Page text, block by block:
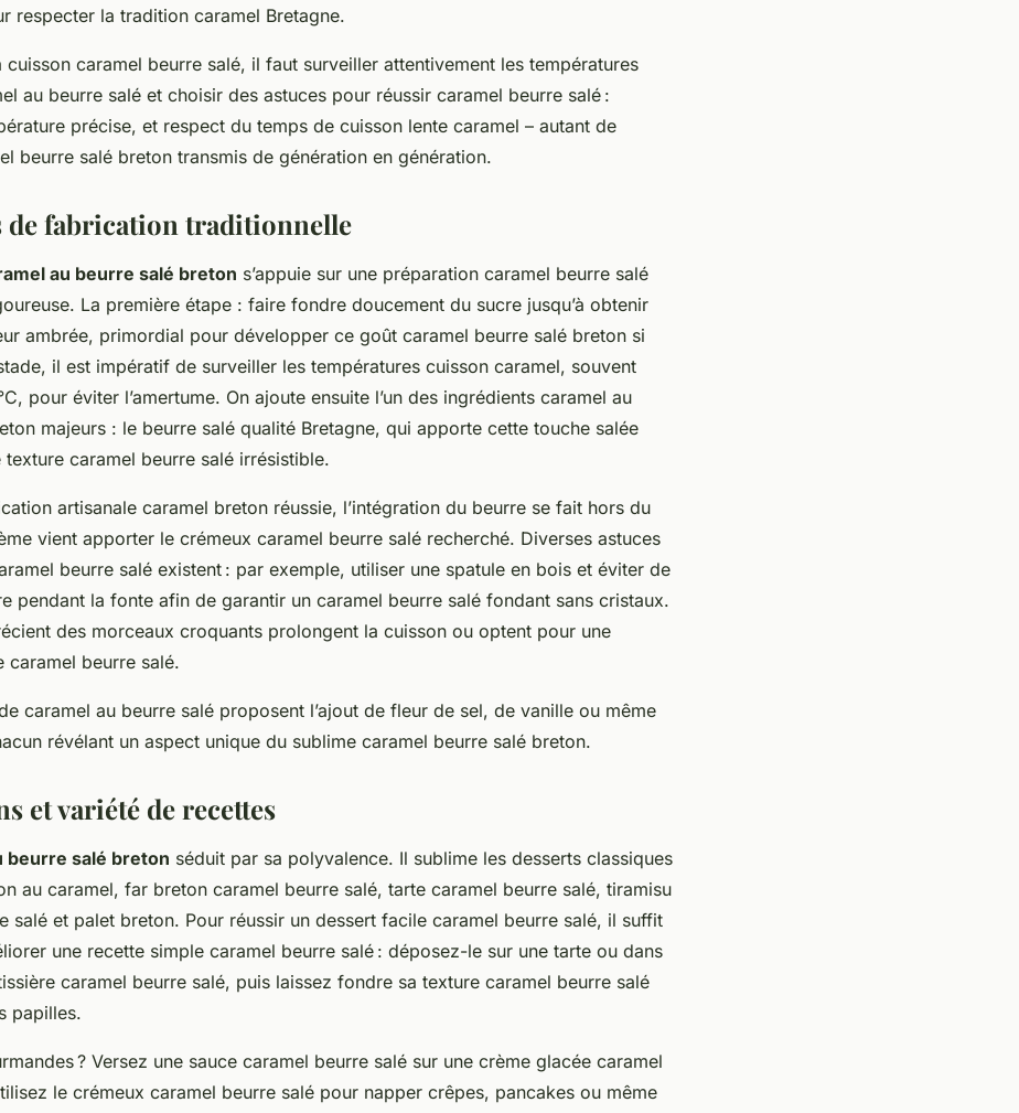
respecter la tradition caramel Bretagne.
cuisson caramel beurre salé, il faut surveiller attentivement les températures
au beurre salé et choisir des astuces pour réussir caramel beurre salé :
précise, et respect du temps de cuisson lente caramel – autant de
beurre salé breton transmis de génération en génération.
de fabrication traditionnelle
au beurre salé breton s’appuie sur une préparation caramel beurre salé
La première étape : faire fondre doucement du sucre jusqu’à obtenir
ambrée, primordial pour développer ce goût caramel beurre salé breton si
il est impératif de surveiller les températures cuisson caramel, souvent
pour éviter l’amertume. On ajoute ensuite l’un des ingrédients caramel au
majeurs : le beurre salé qualité Bretagne, qui apporte cette touche salée
caramel beurre salé irrésistible.
artisanale caramel breton réussie, l’intégration du beurre se fait hors du
vient apporter le crémeux caramel beurre salé recherché. Diverses astuces
beurre salé existent : par exemple, utiliser une spatule en bois et éviter de
pendant la fonte afin de garantir un caramel beurre salé fondant sans cristaux.
des morceaux croquants prolongent la cuisson ou optent pour une
caramel beurre salé.
caramel au beurre salé proposent l’ajout de fleur de sel, de vanille ou même
révélant un aspect unique du sublime caramel beurre salé breton.
et variété de recettes
beurre salé breton séduit par sa polyvalence. Il sublime les desserts classiques
au caramel, far breton caramel beurre salé, tarte caramel beurre salé, tiramisu
salé et palet breton. Pour réussir un dessert facile caramel beurre salé, il suffit
une recette simple caramel beurre salé : déposez-le sur une tarte ou dans
caramel beurre salé, puis laissez fondre sa texture caramel beurre salé
papilles.
? Versez une sauce caramel beurre salé sur une crème glacée caramel
le crémeux caramel beurre salé pour napper crêpes, pancakes ou même